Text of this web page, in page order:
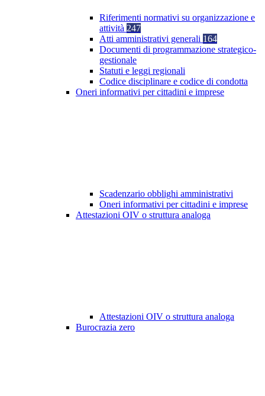
Riferimenti normativi su organizzazione e
attività 247
Atti amministrativi generali 164
Documenti di programmazione strategico-
gestionale
Statuti e leggi regionali
Codice disciplinare e codice di condotta
Oneri informativi per cittadini e imprese
Scadenzario obblighi amministrativi
Oneri informativi per cittadini e imprese
Attestazioni OIV o struttura analoga
Attestazioni OIV o struttura analoga
Burocrazia zero